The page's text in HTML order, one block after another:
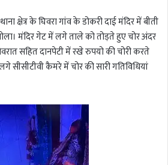
क्षेत्र के घिवरा गांव के डोकरी दाई मंदिर में बीती
मंदिर गेट में लगे ताले को तोड़ते हुए चोर अंदर
सहित दानपेटी में रखे रुपयो की चोरी करते
सीसीटीवी कैमरे में चोर की सारी गतिविधियां